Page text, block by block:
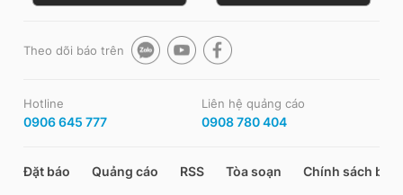
Theo dõi báo trên
Hotline
0906 645 777
Liên hệ quảng cáo
0908 780 404
Đặt báo Quảng cáo RSS Tòa soạn Chính sách bảo